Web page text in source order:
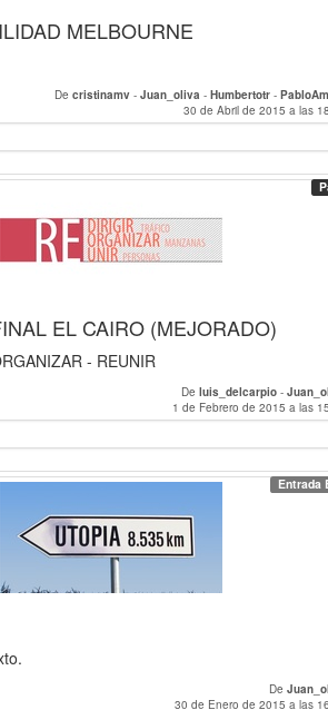
MELBOURNE
De cristinamv - Juan_oliva - Humbertotr -
30 de Abril de 2015 a las
EL CAIRO (MEJORADO)
- REUNIR
De luis_delcarpio -
1 de Febrero de 2015 a las
Entrada
De
30 de Enero de 2015 a las